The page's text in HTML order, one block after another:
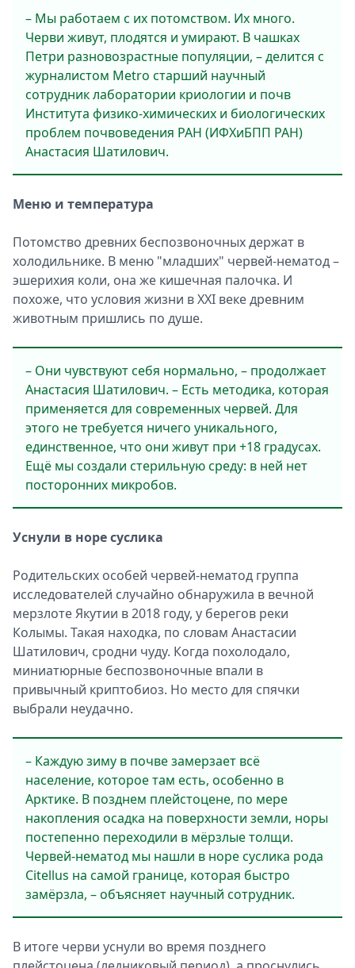
– Мы работаем с их потомством. Их много.
Черви живут, плодятся и умирают. В чашках
Петри разновозрастные популяции, – делится с
журналистом Metro старший научный
сотрудник лаборатории криологии и почв
Института физико-химических и биологических
проблем почвоведения РАН (ИФХиБПП РАН)
Анастасия Шатилович.
Меню и температура
Потомство древних беспозвоночных держат в
холодильнике. В меню "младших" червей-нематод –
эшерихия коли, она же кишечная палочка. И
похоже, что условия жизни в XXI веке древним
животным пришлись по душе.
– Они чувствуют себя нормально, – продолжает
Анастасия Шатилович. – Есть методика, которая
применяется для современных червей. Для
этого не требуется ничего уникального,
единственное, что они живут при +18 градусах.
Ещё мы создали стерильную среду: в ней нет
посторонних микробов.
Уснули в норе суслика
Родительских особей червей-нематод группа
исследователей случайно обнаружила в вечной
мерзлоте Якутии в 2018 году, у берегов реки
Колымы. Такая находка, по словам Анастасии
Шатилович, сродни чуду. Когда похолодало,
миниатюрные беспозвоночные впали в
привычный криптобиоз. Но место для спячки
выбрали неудачно.
– Каждую зиму в почве замерзает всё
население, которое там есть, особенно в
Арктике. В позднем плейстоцене, по мере
накопления осадка на поверхности земли, норы
постепенно переходили в мёрзлые толщи.
Червей-нематод мы нашли в норе суслика рода
Citellus на самой границе, которая быстро
замёрзла, – объясняет научный сотрудник.
В итоге черви уснули во время позднего